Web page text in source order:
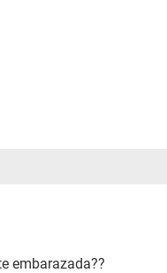
embarazada??